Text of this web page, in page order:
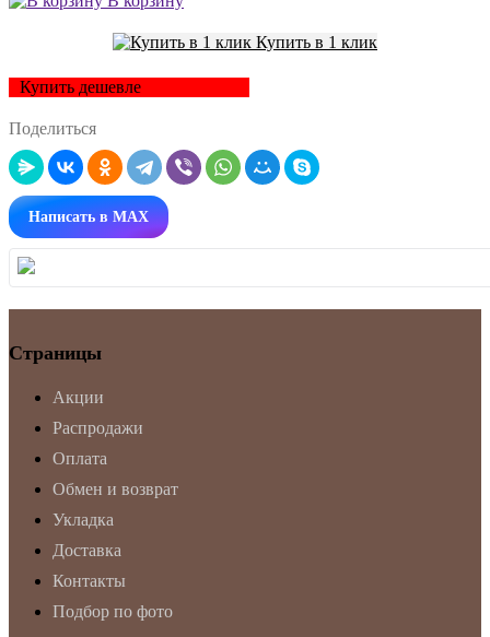
Купить в 1 клик
Купить дешевле
Поделиться
Написать в MAX
Страницы
Акции
Распродажи
Оплата
Обмен и возврат
Укладка
Доставка
Контакты
Подбор по фото